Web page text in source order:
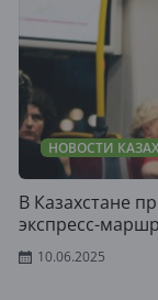
НОВОСТИ
В Казахстане
экспресс-
10.06.2025